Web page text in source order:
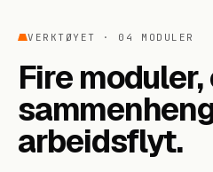
VERKTØYET · 04 MODULER
Fire moduler,
arbeidsflyt.